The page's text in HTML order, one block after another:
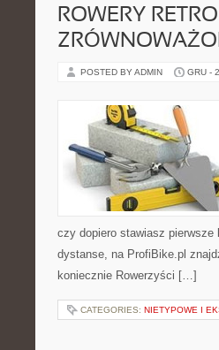
ROWERY
POSTED BY ADMIN GRU -
czy dopiero stawiasz pierwsze
dystanse, na ProfiBike.pl
koniecznie Rowerzyści […]
CATEGORIES: NIETYPOWE I